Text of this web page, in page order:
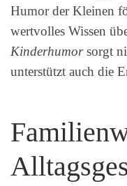
Humor der Kleinen
wertvolles Wissen
Kinderhumorsorgt
unterstützt auch die